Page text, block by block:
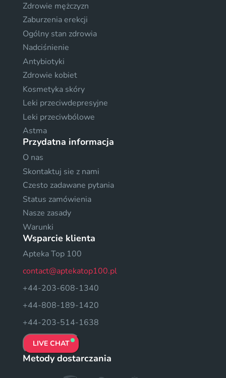
Zdrowie mężczyzn
Zaburzenia erekcji
Ogólny stan zdrowia
Nadciśnienie
Antybiotyki
Zdrowie kobiet
Kosmetyka skóry
Leki przeciwdepresyjne
Leki przeciwbólowe
Astma
Przydatna informacja
O nas
Skontaktuj sie z nami
Czesto zadawane pytania
Status zamówienia
Nasze zasady
Warunki
Wsparcie klienta
Apteka Top 100
contact@aptekatop100.pl
+44-203-608-1340
+44-808-189-1420
+44-203-514-1638
LIVE CHAT
Metody dostarczania